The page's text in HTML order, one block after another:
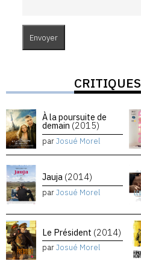
CRITIQUES
À la poursuite de
demain (2015)
parJosué Morel
Jauja (2014)
parJosué Morel
Le Président (2014)
parJosué Morel